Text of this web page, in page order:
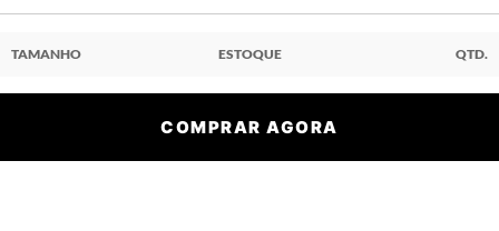
TAMANHO ESTOQUE QTD.
COMPRAR AGORA